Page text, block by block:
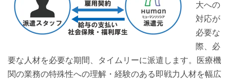
大への
対応が
必要な
際、必
要な人材を必要な期間、タイムリーに派遣します。医療機
関の業務の特殊性への理解・経験のある即戦力人材を幅広